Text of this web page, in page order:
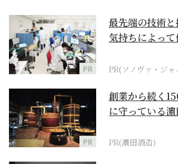
PR
最先端の技術
気持ちによっ
PR(ソノヴァ・ジ
PR
創業から続く
に守っている
PR(濵田酒造)